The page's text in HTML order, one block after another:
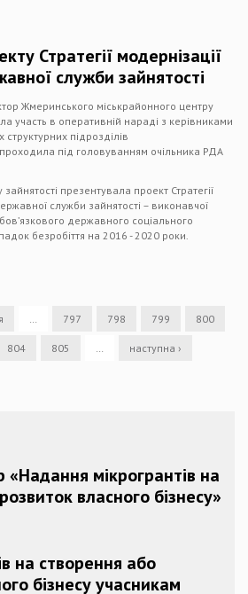
Стратегії модернізації
служби зайнятості
Жмеринського міськрайонного центру
участь в оперативній нараді з керівниками
структурних підрозділів
проходила під головуванням очільника РДА
презентувала проект Стратегії
служби зайнятості – виконавчої
державного соціального
безробіття на 2016 - 2020 роки.
797 798 799 800
804 805 наступна ›
«Надання мікрогрантів на
власного бізнесу»
на створення або
бізнесу учасникам